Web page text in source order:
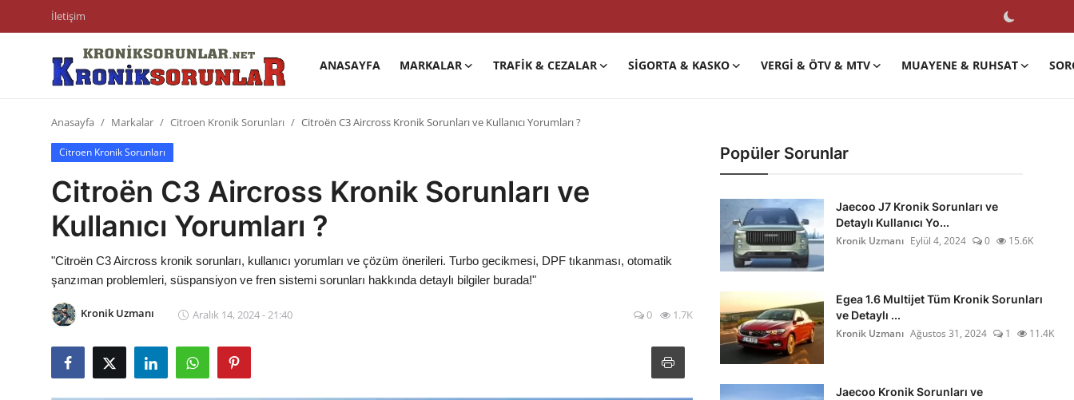
İletişim
ANASAYFA MARKALAR TRAFIK & CEZALAR SIGORTA & KASKO VERGI & ÖTV & MTV MUAYENE & RUHSAT
Trafik & Cezalar
Sigorta & Kasko
Vergi & ÖTV & MTV
Muayene & Ruhsat
Sorgulamalar
İkinci El & Alım-Satım
Anasayfa Markalar Citroen Kronik Sorunları Citroën C3 Aircross Kronik Sorunları ve Kullanıcı Yorumları ?
Citroen Kronik Sorunları
Citroën C3 Aircross Kronik Sorunları ve
Kullanıcı Yorumları ?
"Citroën C3 Aircross kronik sorunları, kullanıcı yorumları ve çözüm önerileri. Turbo gecikmesi, DPF tıkanması, otomatik
şanzıman problemleri, süspansiyon ve fren sistemi sorunları hakkında detaylı bilgiler burada!"
Kronik Uzmanı Aralık 14, 2024 - 21:40 0 1.7K
Popüler Sorunlar
Jaecoo J7 Kronik Sorunları ve
Detaylı Kullanıcı Yo...
Kronik Uzmanı Eylül 4, 2024 0 15.6K
Egea 1.6 Multijet Tüm Kronik Sorunları
ve Detaylı ...
Kronik Uzmanı Ağustos 31, 2024 1 11.4K
Jaecoo Kronik Sorunları ve